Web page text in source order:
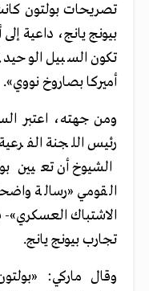
تصريحات بولتون
بيونج يانج، داعية
تكون السبيل
أميركا بصاروخ نووي».
ومن جهته، اعتبر
رئيس اللجنة
الشيوخ أن تعيين
القومي «رسالة
الاشتباك العسكري»-
تجارب بيونج يانج.
وقال ماركي: